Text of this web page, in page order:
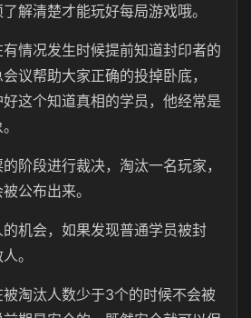
解清楚才能玩好每局游戏哦。
情况发生时候提前知道封印者的
议帮助大家正确的投掉卧底，
这个知道真相的学员，他经常是
阶段进行裁决，淘汰一名玩家，
公布出来。
机会，如果发现普通学员被封
。
淘汰人数少于3个的时候不会被